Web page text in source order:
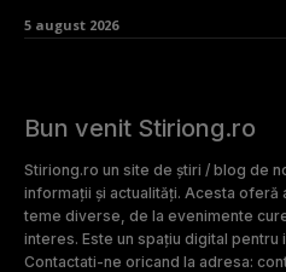
5 august 2026
Bun venit Stiriong.ro
Stiriong.ro un site de știri / blog de
informații și actualități. Acesta
teme diverse, de la evenimente
interes. Este un spațiu digital pentru
Contactati-ne oricand la adresa: